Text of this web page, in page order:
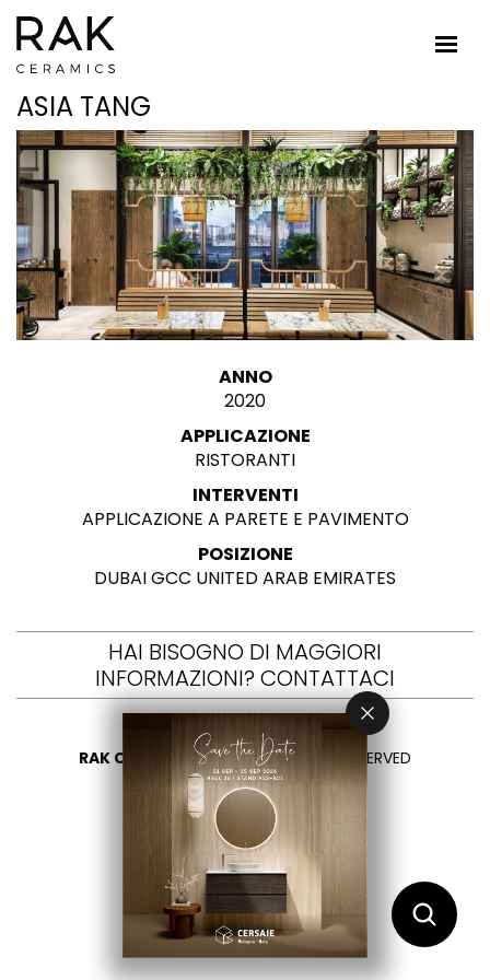
ASIA TANG
ANNO
2020
APPLICAZIONE
RISTORANTI
INTERVENTI
APPLICAZIONE A PARETE E PAVIMENTO
POSIZIONE
DUBAI GCC UNITED ARAB EMIRATES
HAI BISOGNO DI MAGGIORI
INFORMAZIONI? CONTATTACI
RAK CERAMICS 2026- ALL RIGHTS RESERVED
PRIVACY
CONTATTACI
SELEZIONA UN PAESE
IT
EN